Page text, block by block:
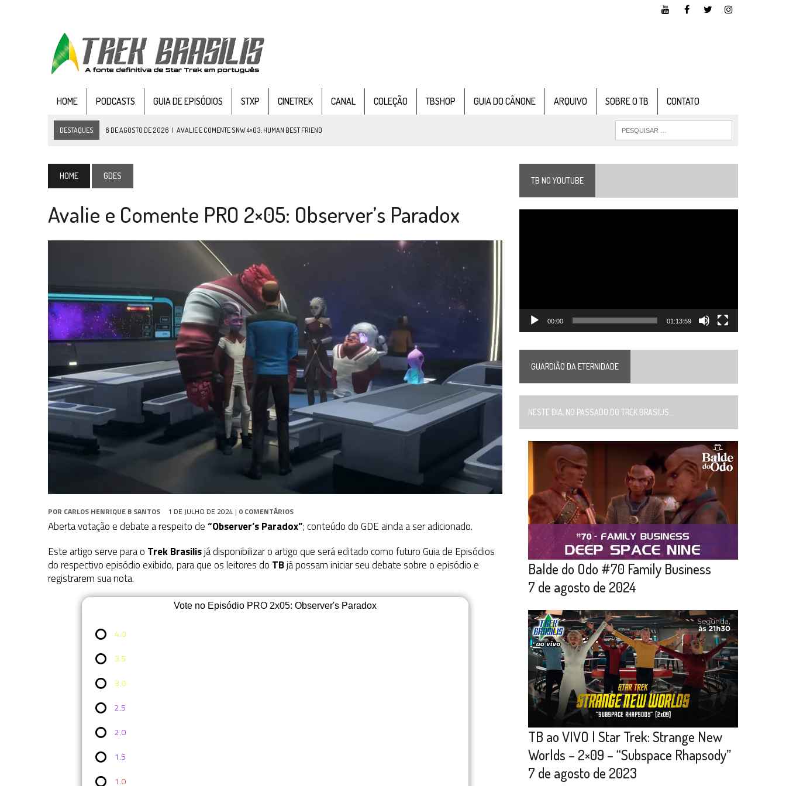
HOME PODCASTS GUIA DE EPISÓDIOS STXP CINETREK CANAL COLEÇÃO TBSHOP GUIA DO CÂNONE ARQUIVO SOBRE O TB CONTATO
DESTAQUES 6 DE AGOSTO DE 2026 | AVALIE E COMENTE SNW 4×03: HUMAN BEST FRIEND
3 DE AGOSTO DE 2026 | VEJA FOTOS DO TERCEIRO EPISÓDIO DA 4ª TEMPORADA DE STRANGE NEW WORDS
3 DE AGOSTO DE 2026 | PARAMOUNT E CBS DERRUBAM NOVO VÍDEO DO FILME DE FÃS AXANAR HORAS APÓS ESTREIA
ELENCO DE STRANGE NEW WORLDS ENCARA O FIM DE UMA ERA NA SDCC
GRANDES JORNADAS | QUATRO EPISÓDIOS DESTAR TREK SOBRE DIFERENTES PONTOS DE VISTA
BOX DELUXE DO ANO 5 DACOLEÇÃO TREK BRASILIS
6 DE AGOSTO DE 2026 | NOVA TEMPORADA DETHE CENTER SEAT, SÉRIE DOCUMENTAL DESTAR TREK , CHEGA EM 8 DE SETEMBRO
HOME GDES
Avalie e Comente PRO 2×05: Observer’s Paradox
POR CARLOS HENRIQUE B SANTOS 1 DE JULHO DE 2024 | 0 COMENTÁRIOS
Aberta votação e debate a respeito de“Observer’s Paradox”; conteúdo do GDE ainda a ser adicionado.
Este artigo serve para o Trek Brasilisjá disponibilizar o artigo que será editado como futuro Guia de Episódios
do respectivo episódio exibido, para que os leitores do TBjá possam iniciar seu debate sobre o episódio e
registrarem sua nota.
Vote no Episódio PRO 2x05: Observer's Paradox
4.0
3.5
3.0
2.5
2.0
1.5
1.0
TB NO YOUTUBE
00:00 01:13:59
GUARDIÃO DA ETERNIDADE
NESTE DIA, NO PASSADO DO TREK BRASILIS...
Balde do Odo #70 Family Business
7 de agosto de 2024
TB ao VIVO | Star Trek: Strange New
Worlds – 2×09 – “Subspace Rhapsody”
7 de agosto de 2023